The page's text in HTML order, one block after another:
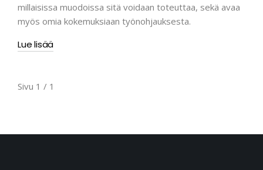
millaisissa muodoissa sitä voidaan toteuttaa, sekä avaa
myös omia kokemuksiaan työnohjauksesta.
Lue lisää
Sivu 1 / 1